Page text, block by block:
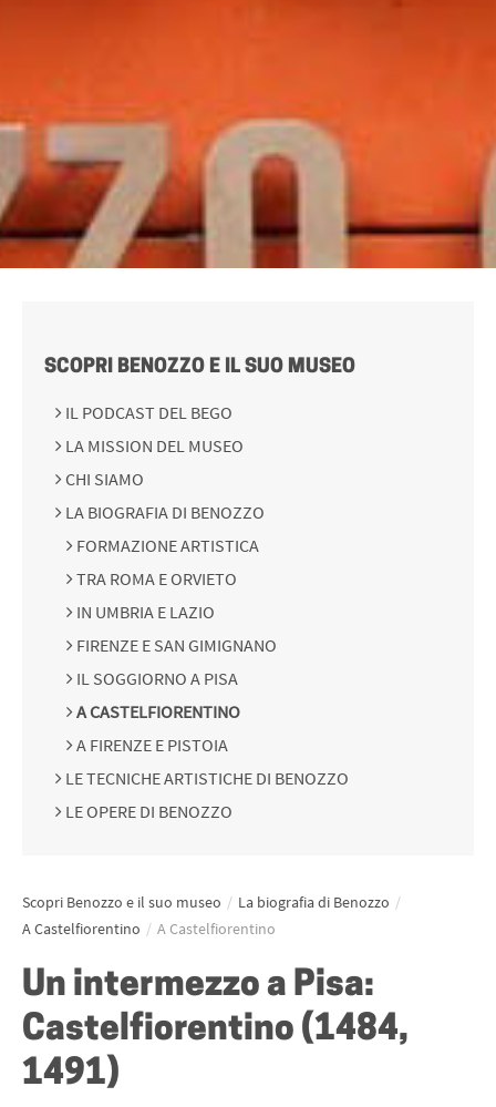
SCOPRI BENOZZO E IL SUO MUSEO
IL PODCAST DEL BEGO
LA MISSION DEL MUSEO
CHI SIAMO
LA BIOGRAFIA DI BENOZZO
FORMAZIONE ARTISTICA
TRA ROMA E ORVIETO
IN UMBRIA E LAZIO
FIRENZE E SAN GIMIGNANO
IL SOGGIORNO A PISA
A CASTELFIORENTINO
A FIRENZE E PISTOIA
LE TECNICHE ARTISTICHE DI BENOZZO
LE OPERE DI BENOZZO
Scopri Benozzo e il suo museo / La biografia di Benozzo /
A Castelfiorentino / A Castelfiorentino
Un intermezzo a Pisa:
Castelfiorentino (1484,
1491)